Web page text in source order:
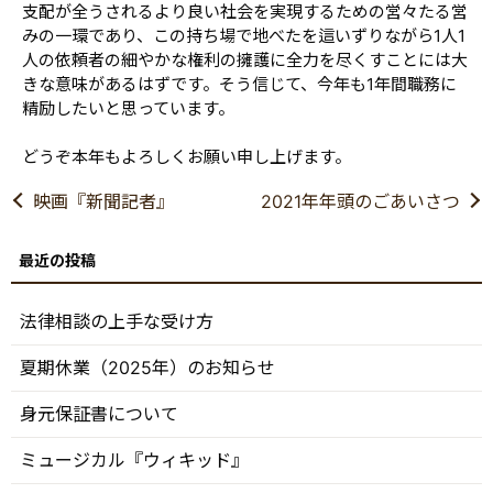
支配が全うされるより良い社会を実現するための営々たる営
みの一環であり、この持ち場で地べたを這いずりながら1人1
人の依頼者の細やかな権利の擁護に全力を尽くすことには大
きな意味があるはずです。そう信じて、今年も1年間職務に
精励したいと思っています。
どうぞ本年もよろしくお願い申し上げます。
映画『新聞記者』 2021年年頭のごあいさつ
法律相談の上手な受け方
夏期休業（2025年）のお知らせ
身元保証書について
ミュージカル『ウィキッド』